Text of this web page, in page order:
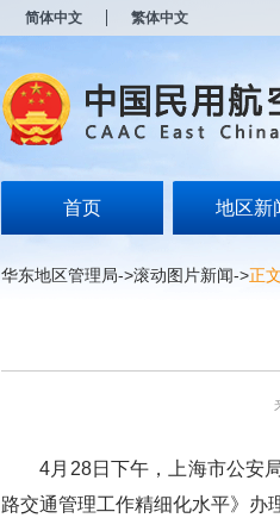
简体中文 繁体中文
首页 地区新
华东地区管理局->滚动图片新闻->正文
4月 28日下午，上海市公安
路交通管理工作精细化水平》办